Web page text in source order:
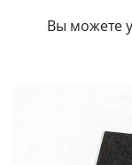
Вы можете